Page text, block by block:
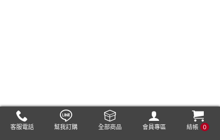
客服電話 幫我訂購 全部商品 會員專區 結帳 0